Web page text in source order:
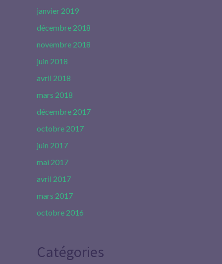
janvier 2019
décembre 2018
novembre 2018
juin 2018
avril 2018
mars 2018
décembre 2017
octobre 2017
juin 2017
mai 2017
avril 2017
mars 2017
octobre 2016
Catégories